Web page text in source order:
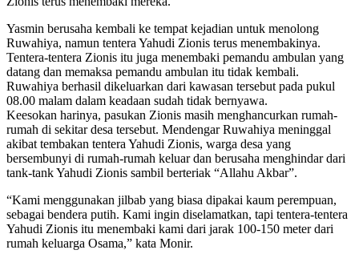
Yasmin berusaha kembali ke tempat kejadian untuk menolong
Ruwahiya, namun tentera Yahudi Zionis terus menembakinya.
Tentera-tentera Zionis itu juga menembaki pemandu ambulan yang
datang dan memaksa pemandu ambulan itu tidak kembali.
Ruwahiya berhasil dikeluarkan dari kawasan tersebut pada pukul
08.00 malam dalam keadaan sudah tidak bernyawa.
Keesokan harinya, pasukan Zionis masih menghancurkan rumah-
rumah di sekitar desa tersebut. Mendengar Ruwahiya meninggal
akibat tembakan tentera Yahudi Zionis, warga desa yang
bersembunyi di rumah-rumah keluar dan berusaha menghindar dari
tank-tank Yahudi Zionis sambil berteriak “Allahu Akbar”.
“Kami menggunakan jilbab yang biasa dipakai kaum perempuan,
sebagai bendera putih. Kami ingin diselamatkan, tapi tentera-tentera
Yahudi Zionis itu menembaki kami dari jarak 100-150 meter dari
rumah keluarga Osama,” kata Monir.